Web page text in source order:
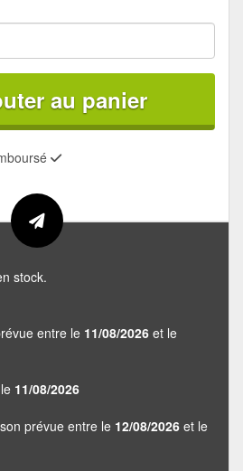
au panier
stock.
entre le 11/08/2026 et le
11/08/2026
prévue entre le 12/08/2026 et le